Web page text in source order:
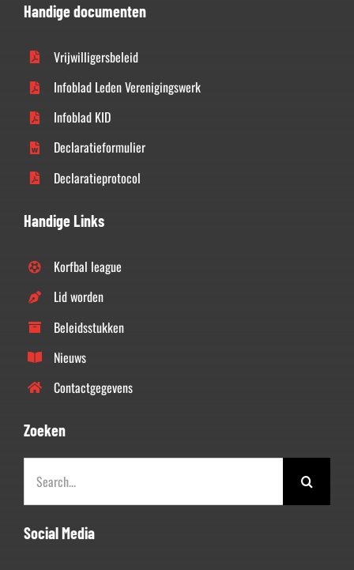
Handige documenten
Vrijwilligersbeleid
Infoblad Leden Verenigingswerk
Infoblad KID
Declaratieformulier
Declaratieprotocol
Handige Links
Korfbal league
Lid worden
Beleidsstukken
Nieuws
Contactgegevens
Zoeken
naar:
Social Media